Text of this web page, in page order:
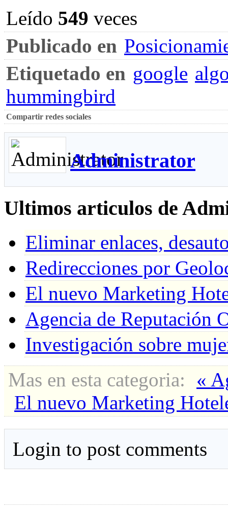
Leído 549 veces
Publicado en
Etiquetado en google
hummingbird
Compartir redes sociales
Administrator
Ultimos articulos de
Eliminar enlaces,
Redirecciones por
El nuevo Marketing
Agencia de Reputación
Investigación sobre
Mas en esta categoria:
«
El nuevo Marketing
Login to post comments